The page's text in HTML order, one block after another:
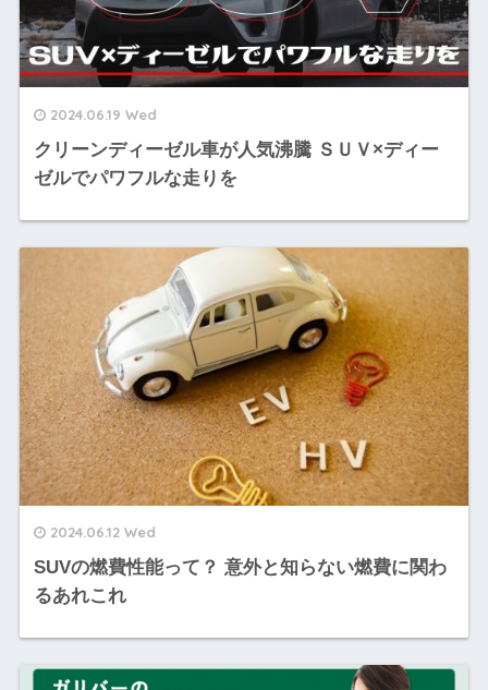
2024.06.19 Wed
クリーンディーゼル車が人気沸騰 ＳＵＶ×ディー
ゼルでパワフルな走りを
2024.06.12 Wed
SUVの燃費性能って？ 意外と知らない燃費に関わ
るあれこれ